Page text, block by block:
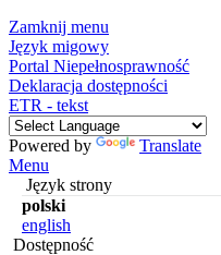
Zamknij menu
Język migowy
Portal Niepełnosprawność
Deklaracja dostępności
ETR - tekst
Powered by
Translate
Menu
Język strony
polski
english
Dostępność